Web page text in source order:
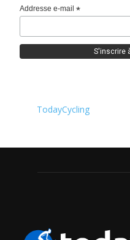
Addresse e-mail*
TodayCycling